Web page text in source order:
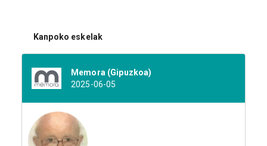
Kanpoko eskelak
Memora (Gipuzkoa)
2025-06-05